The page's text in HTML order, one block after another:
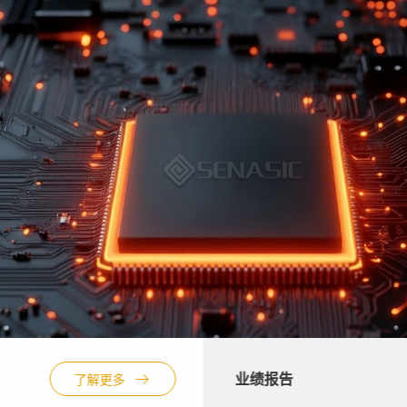
了解更多 业绩报告